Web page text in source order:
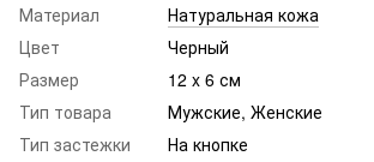
Материал
Натуральная кожа
Цвет
Черный
Размер
12 x 6 см
Тип товара
Мужские, Женские
Тип застежки
На кнопке